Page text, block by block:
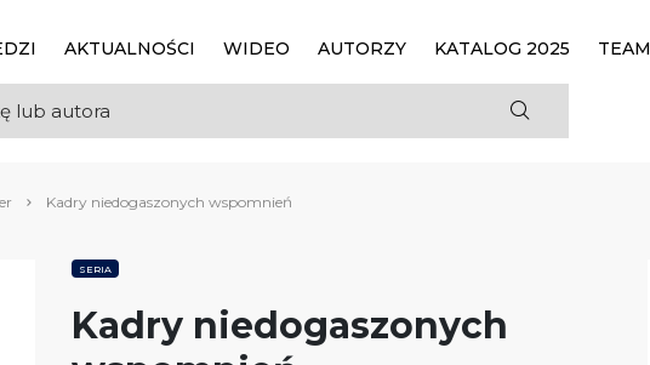
AKTUALNOŚCI WIDEO AUTORZY KATALOG 2025 TEAM
Kadry niedogaszonych wspomnień
SERIA
Kadry niedogaszonych